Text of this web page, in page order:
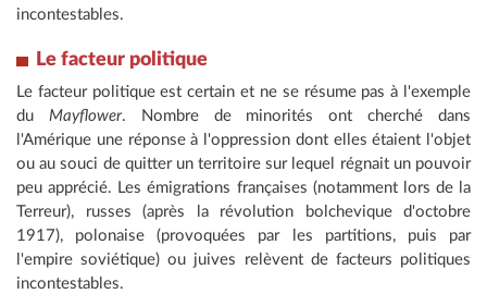
incontestables.
Le facteur politique
Le facteur politique est certain et ne se résume pas à l'exemple
du Mayflower. Nombre de minorités ont cherché dans
l'Amérique une réponse à l'oppression dont elles étaient l'objet
ou au souci de quitter un territoire sur lequel régnait un pouvoir
peu apprécié. Les émigrations françaises (notamment lors de la
Terreur), russes (après la révolution bolchevique d'octobre
1917), polonaise (provoquées par les partitions, puis par
l'empire soviétique) ou juives relèvent de facteurs politiques
incontestables.